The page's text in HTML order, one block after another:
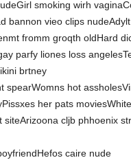
smoking wirh
bannon vieo clips
fromm groqth oldHard
parfy liones loss
brtney
spearWomns hot
her pats
siteArizoona cljb phhoenix
caire nude